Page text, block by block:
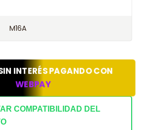
M16A
INTERÉS PAGANDO CON
WEBPAY
COMPATIBILIDAD DEL